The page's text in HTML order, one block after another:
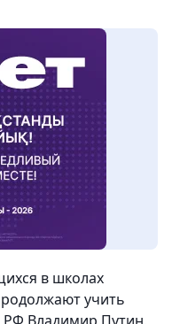
в школах
учить